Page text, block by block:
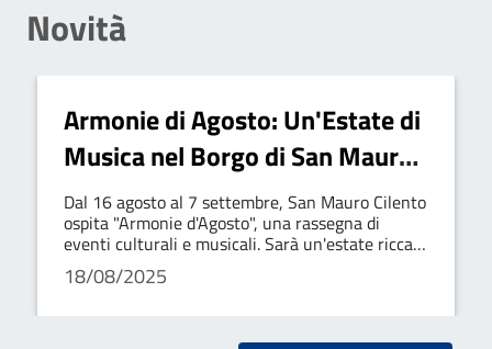
Novità
Armonie di Agosto: Un'Estate di
Musica nel Borgo di San Mauro
Cilento
Dal 16 agosto al 7 settembre, San Mauro Cilento
ospita "Armonie d'Agosto", una rassegna di
eventi culturali e musicali. Sarà un'estate ricca
di spettacoli, valorizzando il territorio e
coinvolgendo talenti locali e artisti nazionali.
18/08/2025